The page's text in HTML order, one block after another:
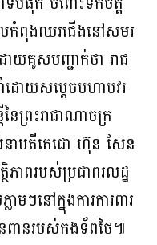
លកំពុងឈរជើងនៅសមរ
ោយគូសបញ្ជាក់ថា រាជ
ោយសម្តេចមហាបវរ
ព្រះរាជាណាចក្រ
េនាបតីតេជោ ហ៊ុន សែន
ាពរបស់ប្រជាពរលដ្ឋ
មៗនៅក្នុងការការពារ
ពានរបស់កងទ័ពថៃ៕